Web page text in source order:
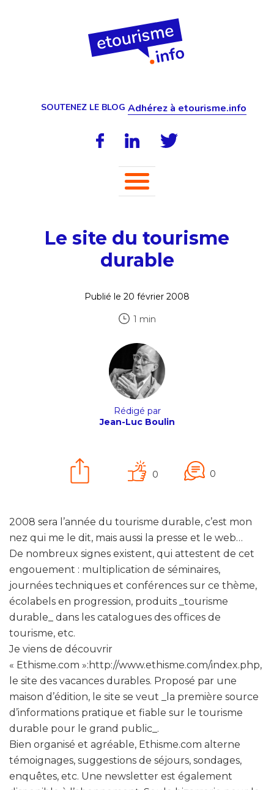
SOUTENEZ LE BLOG Adhérez à etourisme.info
Le site du tourisme
durable
Publié le 20 février 2008
1 min
Rédigé par
Jean-Luc Boulin
0 0
2008 sera l’année du tourisme durable, c’est mon
nez qui me le dit, mais aussi la presse et le web…
De nombreux signes existent, qui attestent de cet
engouement : multiplication de séminaires,
journées techniques et conférences sur ce thème,
écolabels en progression, produits _tourisme
durable_ dans les catalogues des offices de
tourisme, etc.
Je viens de découvrir
« Ethisme.com »:http://www.ethisme.com/index.php,
le site des vacances durables. Proposé par une
maison d’édition, le site se veut _la première source
d’informations pratique et fiable sur le tourisme
durable pour le grand public_.
Bien organisé et agréable, Ethisme.com alterne
témoignages, suggestions de séjours, sondages,
enquêtes, etc. Une newsletter est également